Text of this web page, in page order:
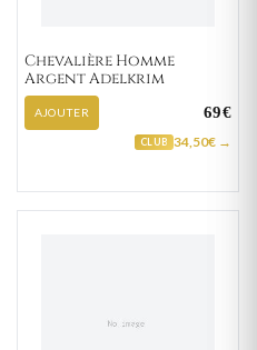
Chevalière Homme
Argent Adelkrim
AJOUTER 69€
CLUB 34,50€ →